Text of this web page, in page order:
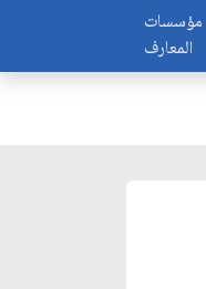
مؤسسات
المعارف